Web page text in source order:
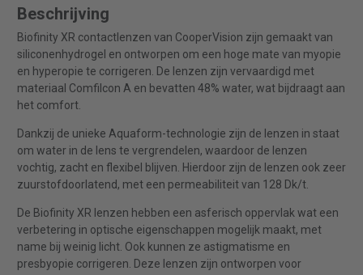
Beschrijving
Biofinity XR contactlenzen van CooperVision zijn gemaakt van
siliconenhydrogel en ontworpen om een ​​hoge mate van myopie
en hyperopie te corrigeren. De lenzen zijn vervaardigd met
materiaal Comfilcon A en bevatten 48% water, wat bijdraagt aan
het comfort.
Dankzij de unieke Aquaform-technologie zijn de lenzen in staat
om water in de lens te vergrendelen, waardoor de lenzen
vochtig, zacht en flexibel blijven. Hierdoor zijn de lenzen ook zeer
zuurstofdoorlatend, met een permeabiliteit van 128 Dk/t.
De Biofinity XR lenzen hebben een asferisch oppervlak wat een
verbetering in optische eigenschappen mogelijk maakt, met
name bij weinig licht. Ook kunnen ze astigmatisme en
presbyopie corrigeren. Deze lenzen zijn ontworpen voor